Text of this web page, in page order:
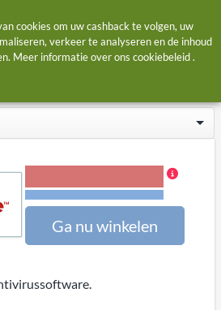
Ga nu winkelen
cookies om uw cashback te volgen, uw
verkeer te analyseren en de inhoud
Meer informatie over ons cookiebeleid.